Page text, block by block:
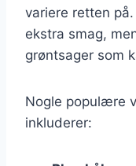
variere retten
ekstra smag,
grøntsager som
Nogle populære
inkluderer: